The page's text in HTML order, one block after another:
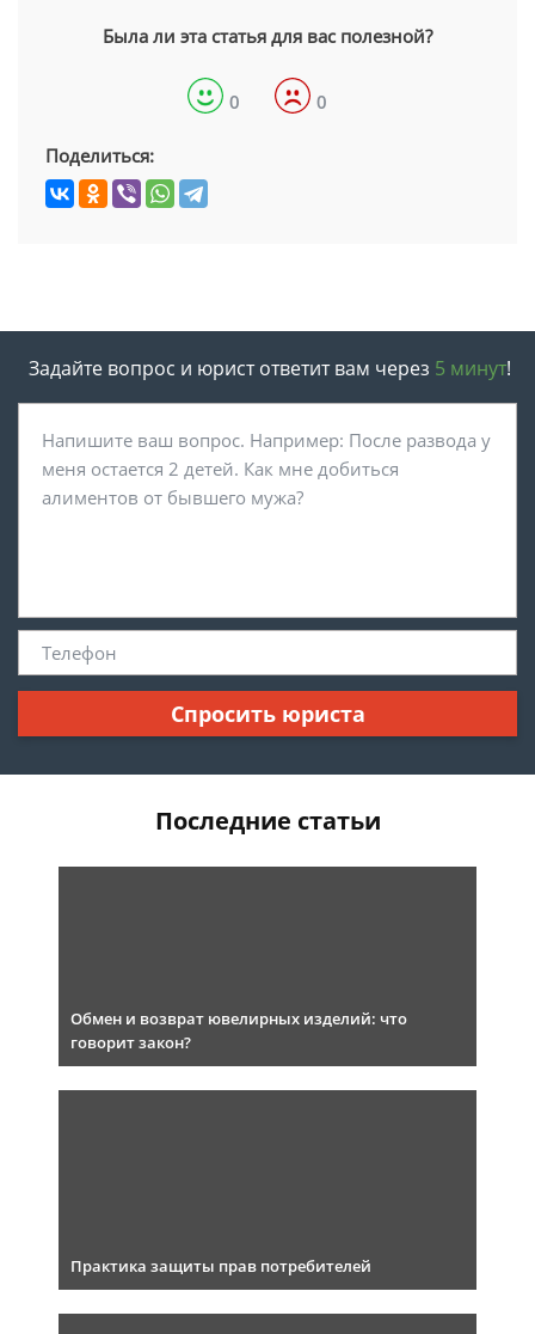
Была ли эта статья для вас полезной?
0 0
Поделиться:
Задайте вопрос и юрист ответит вам через 5 минут!
Спросить юриста
Последние статьи
Обмен и возврат ювелирных изделий: что
говорит закон?
Практика защиты прав потребителей